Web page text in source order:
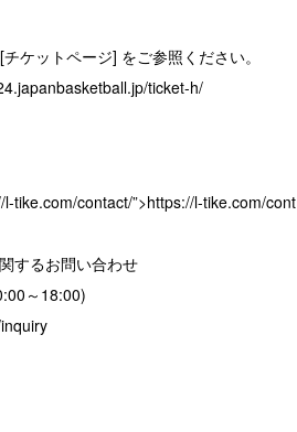
ケットページ] をご参照ください。
ticket-h/
tike.com/contact/”>https://l-tike.com/cont
するお問い合わせ
～18:00)